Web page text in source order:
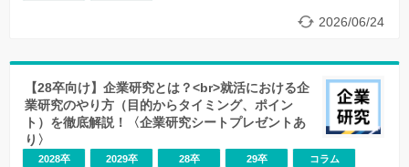
2026/06/24
【28卒向け】企業研究とは？<br>就活における企
業研究のやり方（目的からタイミング、ポイン
ト）を徹底解説！〈企業研究シートプレゼントあ
り〉
2028卒 2029卒 28卒 29卒 コラム